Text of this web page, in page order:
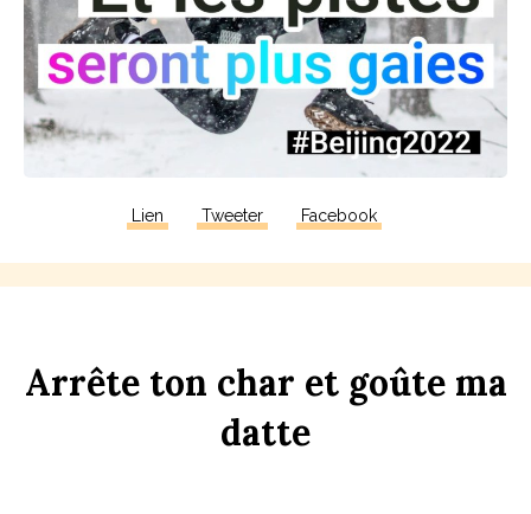
Lien Tweeter Facebook
Arrête ton char et goûte ma
datte